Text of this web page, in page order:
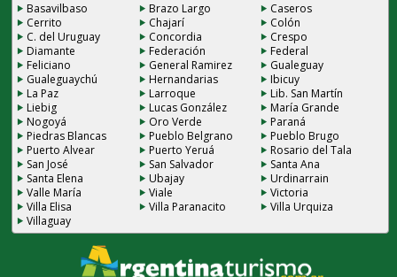
Basavilbaso Brazo Largo
Caseros
Cerrito
Chajarí
Colón
C. del Uruguay
Concordia
Crespo
Diamante
Federación
Federal
Feliciano
General Ramirez
Gualeguay
Gualeguaychú
Hernandarias
Ibicuy
La Paz
Larroque
Lib. San Martín
Liebig
Lucas González
María Grande
Nogoyá
Oro Verde
Paraná
Piedras Blancas
Pueblo Belgrano
Pueblo Brugo
Puerto Alvear
Puerto Yeruá
Rosario del Tala
San José
San Salvador
Santa Ana
Santa Elena
Ubajay
Urdinarrain
Valle María
Viale
Victoria
Villa Elisa
Villa Paranacito
Villa Urquiza
Villaguay